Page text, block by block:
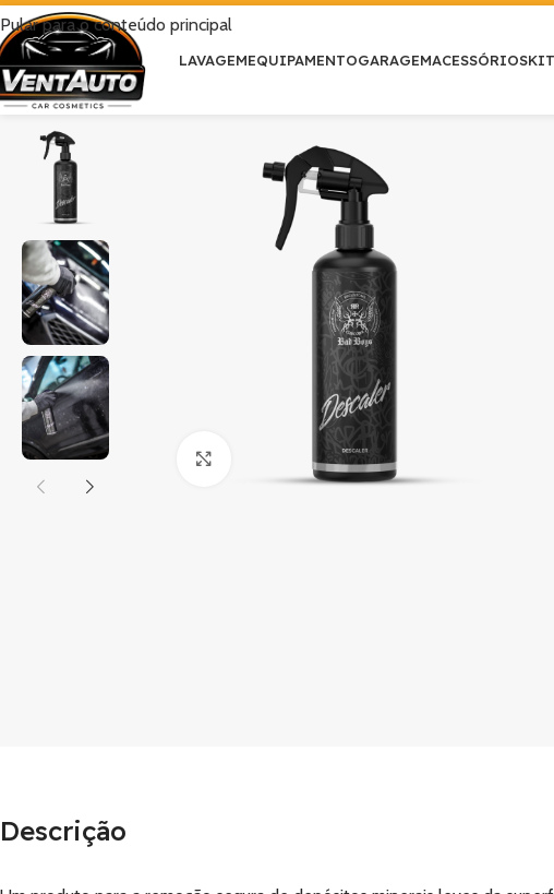
Pular para o conteúdo principal
LAVAGEMEQUIPAMENTOGARAGEMACESSÓRIOS
Clique para ampliar
Descrição